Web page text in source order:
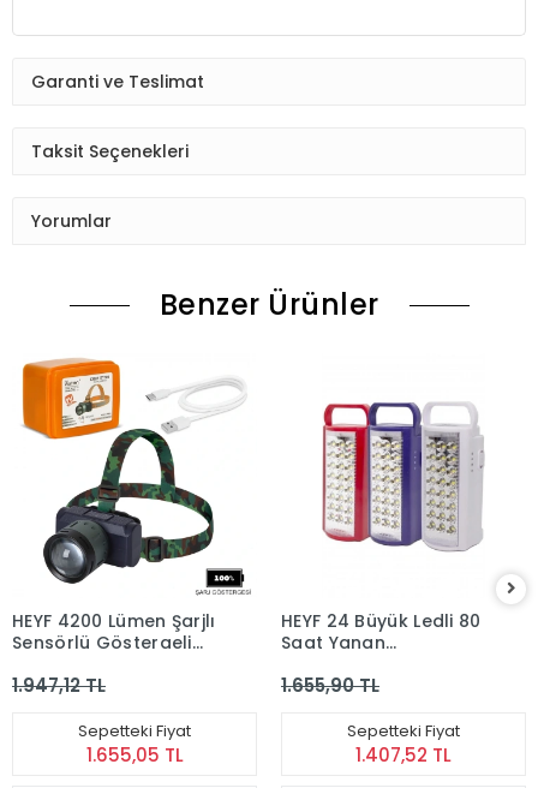
Garanti ve Teslimat
Taksit Seçenekleri
Yorumlar
Benzer Ürünler
HEYF 4200 Lümen Şarjlı
Sensörlü Göstergeli
1.947,12 TL
Sepetteki Fiyat
1.655,05 TL
HEYF 24 Büyük Ledli 80
Saat Yanan
Akülü Led Işıldak
1.655,90 TL
Sepetteki Fiyat
1.407,52 TL